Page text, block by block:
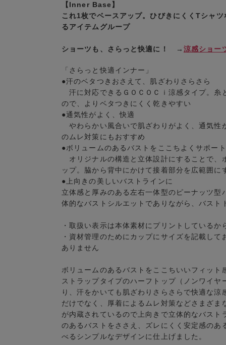
【Inner Base】
これ1枚でベースアップ。ひびきにくくTシャ
るアイテムグループ
ショーツも、さらっと快適に！ → 涼感ショー
「さらっと快適インナー」
●汗のベタつきおさえて、肌ざわりさらさら
汗に対応できるＧＯＣＯＣｉ涼感タイプ。糸
ので、よりベタつきにくく乾きやすい
●通気性がよく、快適
やわらかい風合いで肌ざわりがよく、通気性
のムレ対策にもおすすめ
●ボリュームのあるバストをここちよくサポート
オリジナルの構造と立体設計にすることで、
ップ。脇から背中にかけて接着部分を広範囲
●上向きの美しいバストラインに
立体感と厚みのある左右一体型のピーナッツ
体的なバストシルエットでありながら、バスト
・取扱い表示は本体素材にプリントしているか
・資材管理のためにカップにサイズを記載し
ありません
ボリュームのあるバストをここちいいフィッ
ストラップタイプのハーフトップ（ノンワイ
り、汗をかいても肌ざわりさらさらで快適な
だけでなく、厚着によるムレ対策などさまざ
が内蔵されているので上向きで立体的なバス
のあるバストをささえ、ズレにくく安定感の
べるシンプルなデザインに仕上げました。